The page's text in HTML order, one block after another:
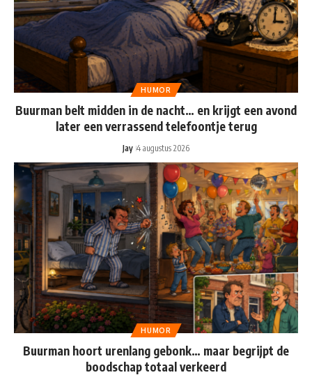
HUMOR
Buurman belt midden in de nacht… en krijgt een avond
later een verrassend telefoontje terug
Jay 4 augustus 2026
HUMOR
Buurman hoort urenlang gebonk… maar begrijpt de
boodschap totaal verkeerd